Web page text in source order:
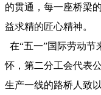
的贯通，每一座桥梁
益求精的匠心精神。
在“五一”国际劳动
怀，第二分工会代表
生产一线的路桥人致